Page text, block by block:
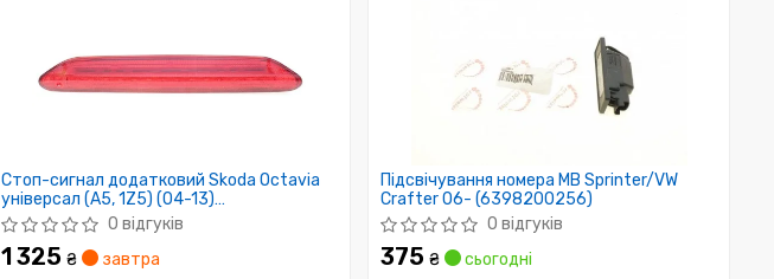
Стоп-сигнал додатковий Skoda Octavia
універсал (A5, 1Z5) (04-13)
(99451822602) DPA
0 відгуків
1 325₴
завтра
Підсвічування номера MB Sprinter/VW
Crafter 06- (6398200256)
0 відгуків
375₴
сьогодні